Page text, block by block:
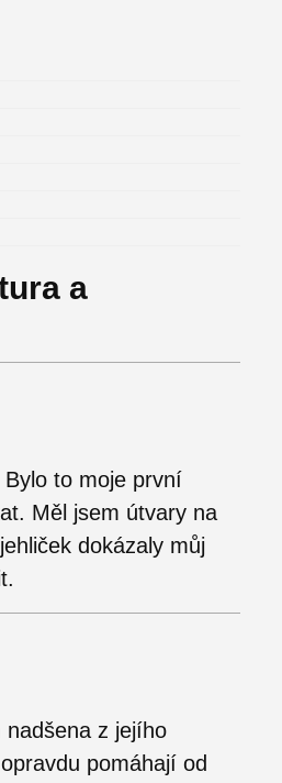
a
to moje první
Měl jsem útvary na
dokázaly můj
z jejího
pomáhají od